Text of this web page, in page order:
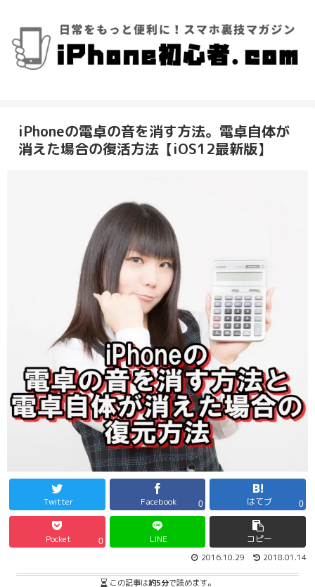
iPhoneの電卓の音を消す方法。電卓自体が
消えた場合の復活方法【iOS12最新版】
Twitter Facebook 0 はてブ 0
Pocket 0 LINE コピー
2018.01.14
2016.10.29
この記事は約5分で読めます。